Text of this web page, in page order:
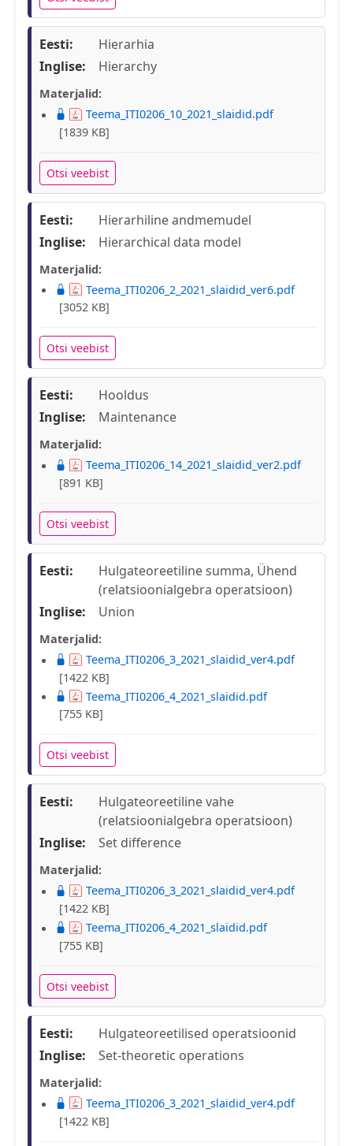
Eesti:
Hierarhia
Inglise:
Hierarchy
Materjalid:
Teema_ITI0206_10_2021_slaidid.pdf
[1839 KB]
Otsi veebist
Eesti:
Hierarhiline andmemudel
Inglise:
Hierarchical data model
Materjalid:
Teema_ITI0206_2_2021_slaidid_ver6.pdf
[3052 KB]
Otsi veebist
Eesti:
Hooldus
Inglise:
Maintenance
Materjalid:
Teema_ITI0206_14_2021_slaidid_ver2.pdf
[891 KB]
Otsi veebist
Eesti:
Hulgateoreetiline summa, Ühend
(relatsioonialgebra operatsioon)
Inglise:
Union
Materjalid:
Teema_ITI0206_3_2021_slaidid_ver4.pdf
[1422 KB]
Teema_ITI0206_4_2021_slaidid.pdf
[755 KB]
Otsi veebist
Eesti:
Hulgateoreetiline vahe
(relatsioonialgebra operatsioon)
Inglise:
Set difference
Materjalid:
Teema_ITI0206_3_2021_slaidid_ver4.pdf
[1422 KB]
Teema_ITI0206_4_2021_slaidid.pdf
[755 KB]
Otsi veebist
Eesti:
Hulgateoreetilised operatsioonid
Inglise:
Set-theoretic operations
Materjalid:
Teema_ITI0206_3_2021_slaidid_ver4.pdf
[1422 KB]